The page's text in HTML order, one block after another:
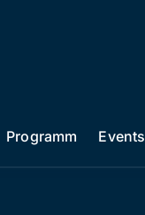
Programm Events